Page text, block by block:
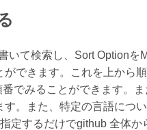
いて検索し、Sort Optionを
できます。これを上から
でみることができます。
。また、特定の言語につ
定するだけでgithub 全体か